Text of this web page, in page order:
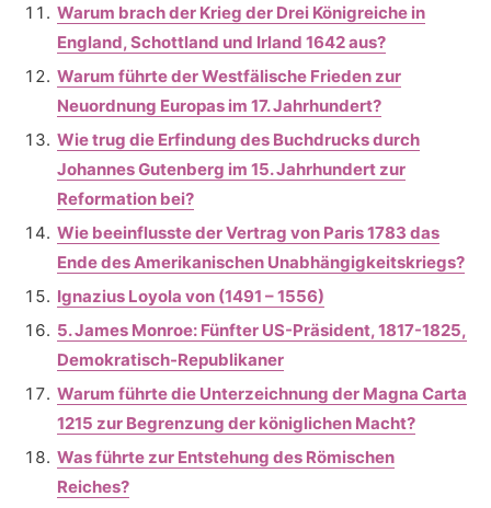
Warum brach der Krieg der Drei Königreiche in
England, Schottland und Irland 1642 aus?
Warum führte der Westfälische Frieden zur
Neuordnung Europas im 17. Jahrhundert?
Wie trug die Erfindung des Buchdrucks durch
Johannes Gutenberg im 15. Jahrhundert zur
Reformation bei?
Wie beeinflusste der Vertrag von Paris 1783 das
Ende des Amerikanischen Unabhängigkeitskriegs?
Ignazius Loyola von (1491 – 1556)
5. James Monroe: Fünfter US-Präsident, 1817-1825,
Demokratisch-Republikaner
Warum führte die Unterzeichnung der Magna Carta
1215 zur Begrenzung der königlichen Macht?
Was führte zur Entstehung des Römischen
Reiches?